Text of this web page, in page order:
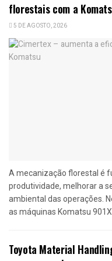
florestais com a
5 DE AGOSTO, 2026
A mecanização florestal é
produtividade, melhorar a
ambiental das operações.
as máquinas Komatsu
Toyota Material